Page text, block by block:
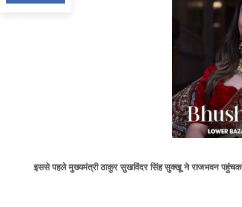
इससे पहले मुख्यमंत्री ठाकुर सुखविंदर सिंह सुक्खू ने राजभवन पहुंचकर